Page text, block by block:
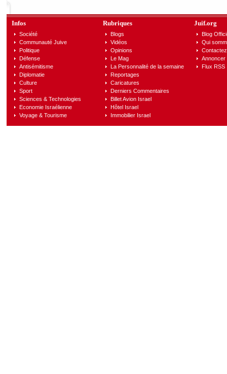
Infos
Société
Communauté Juive
Politique
Défense
Antisémitisme
Diplomatie
Culture
Sport
Sciences & Technologies
Economie Israélienne
Voyage & Tourisme
Rubriques
Blogs
Vidéos
Opinions
Le Mag
La Personnalité de la semaine
Reportages
Caricatures
Derniers Commentaires
Billet Avion Israel
Hôtel Israel
Immobilier Israel
Juif.org
Blog
Qui
Annoncer
Flux RSS